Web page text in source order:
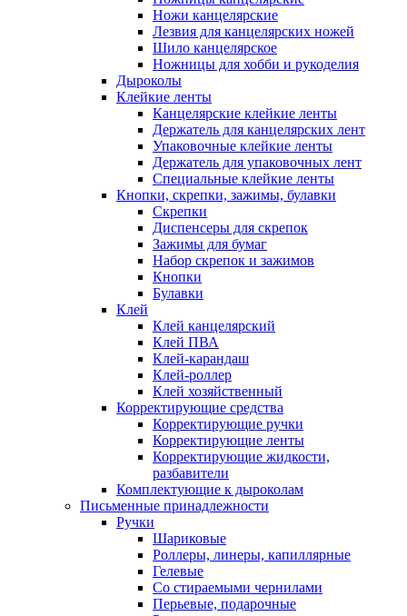
Ножи канцелярские
Лезвия для канцелярских ножей
Шило канцелярское
Ножницы для хобби и рукоделия
Дыроколы
Клейкие ленты
Канцелярские клейкие ленты
Держатель для канцелярских лент
Упаковочные клейкие ленты
Держатель для упаковочных лент
Специальные клейкие ленты
Кнопки, скрепки, зажимы, булавки
Скрепки
Диспенсеры для скрепок
Зажимы для бумаг
Набор скрепок и зажимов
Кнопки
Булавки
Клей
Клей канцелярский
Клей ПВА
Клей-карандаш
Клей-роллер
Клей хозяйственный
Корректирующие средства
Корректирующие ручки
Корректирующие ленты
Корректирующие жидкости,
разбавители
Комплектующие к дыроколам
Письменные принадлежности
Ручки
Шариковые
Роллеры, линеры, капиллярные
Гелевые
Со стираемыми чернилами
Перьевые, подарочные